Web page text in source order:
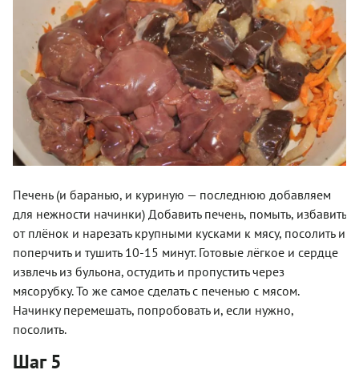
Печень (и баранью, и куриную — последнюю добавляем
для нежности начинки) Добавить печень, помыть, избавить
от плёнок и нарезать крупными кусками к мясу, посолить и
поперчить и тушить 10-15 минут. Готовые лёгкое и сердце
извлечь из бульона, остудить и пропустить через
мясорубку. То же самое сделать с печенью с мясом.
Начинку перемешать, попробовать и, если нужно,
посолить.
Шаг 5